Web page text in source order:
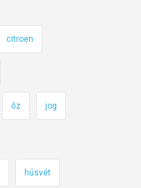
citroen
őz jog
húsvét